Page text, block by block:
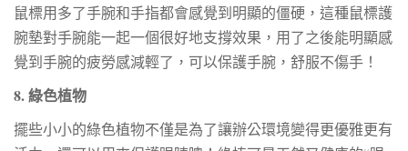
鼠標用多了手腕和手指都會感覺到明顯的僵硬，這種鼠標護
腕墊對手腕能一起一個很好地支撐效果，用了之後能明顯感
覺到手腕的疲勞感減輕了，可以保護手腕，舒服不傷手！
8. 綠色植物
擺些小小的綠色植物不僅是為了讓辦公環境變得更優雅更有